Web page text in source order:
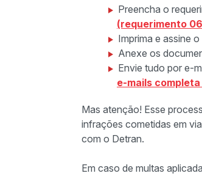
Preencha o
(requerimento
Imprima e assine
Anexe os
Envie tudo por e-
e-mails
Mas atenção! Esse
infrações cometidas em
com o Detran.
Em caso de multas